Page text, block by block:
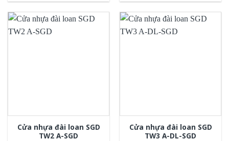
Cửa nhựa đài loan SGD
TW2 A-SGD
Cửa nhựa đài loan SGD
TW3 A-DL-SGD